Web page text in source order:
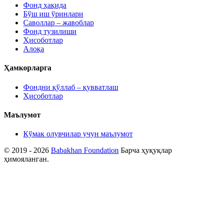
Фонд ҳақида
Бўш иш ўринлари
Саволлар – жавоблар
Фонд тузилиши
Ҳисоботлар
Алоқа
Ҳамкорларга
Фондни қўллаб – қувватлаш
Ҳисоботлар
Маълумот
Кўмак олувчилар учун маълумот
© 2019 - 2026 Babakhan Foundation Барча ҳуқуқлар
ҳимояланган.